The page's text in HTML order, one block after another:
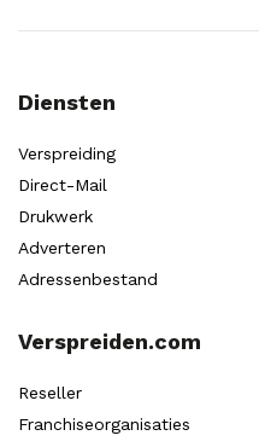
Diensten
Verspreiding
Direct-Mail
Drukwerk
Adverteren
Adressenbestand
Verspreiden.com
Reseller
Franchiseorganisaties